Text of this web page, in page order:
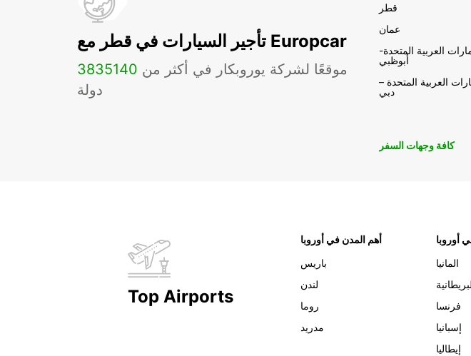
تأجير السيارات في قطر مع Europcar
3835 موقعًا لشركة يوروبكار في أكثر من 140
دولة
قطر
عمان
العربية المتحدة-
أبوظبي
العربية المتحدة –
دبي
كافة وجهات السفر
Top Airports
أهم المدن في أوروبا
باريس
لندن
روما
مدريد
أوروبا
المانيا
فرنسا
إسبانيا
إيطاليا